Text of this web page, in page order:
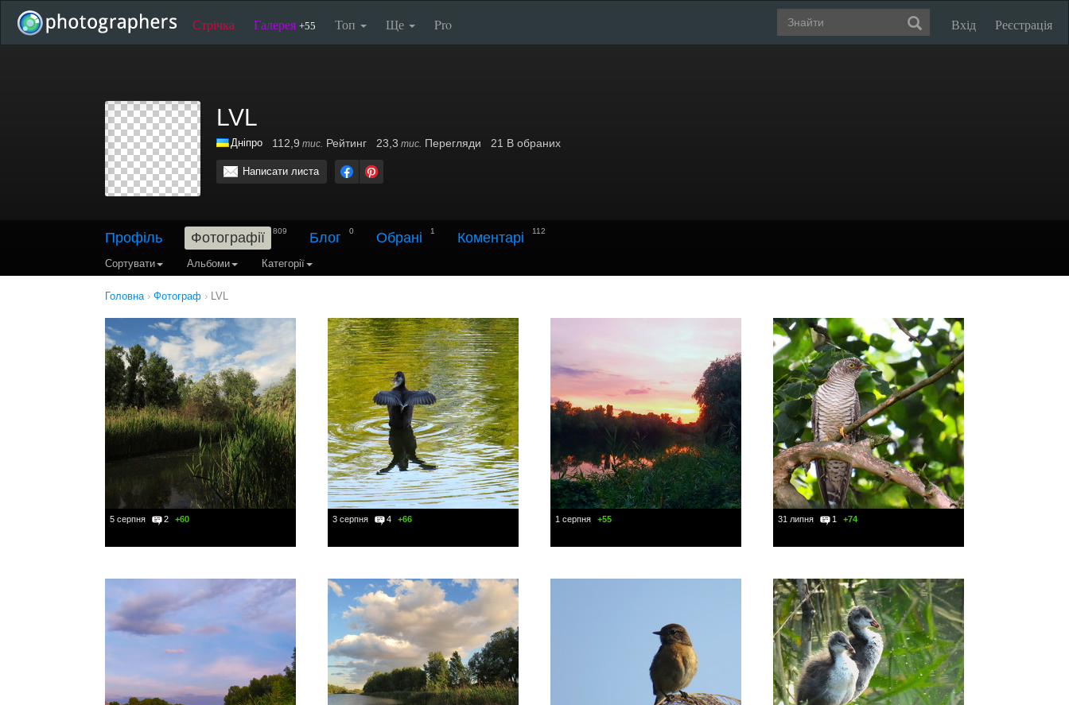
Стрічка Галерея +55 Топ Ще Pro Вхід Реєстрація
LVL
Дніпро 112,9 тис. Рейтинг 23,3 тис. Перегляди 21 В обраних
Написати листа
Профіль Фотографії 809 Блог 0 Обрані 1 Коментарі 112
Сортувати Альбоми Категорії
Головна› Фотограф › LVL
5 серпня 2 +60 3 серпня 4 +66 1 серпня +55 31 липня 1 +74